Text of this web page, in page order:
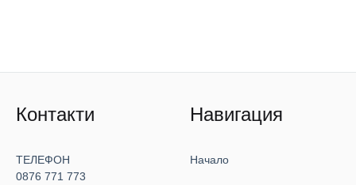
Контакти
ТЕЛЕФОН
0876 771 773
Навигация
Начало